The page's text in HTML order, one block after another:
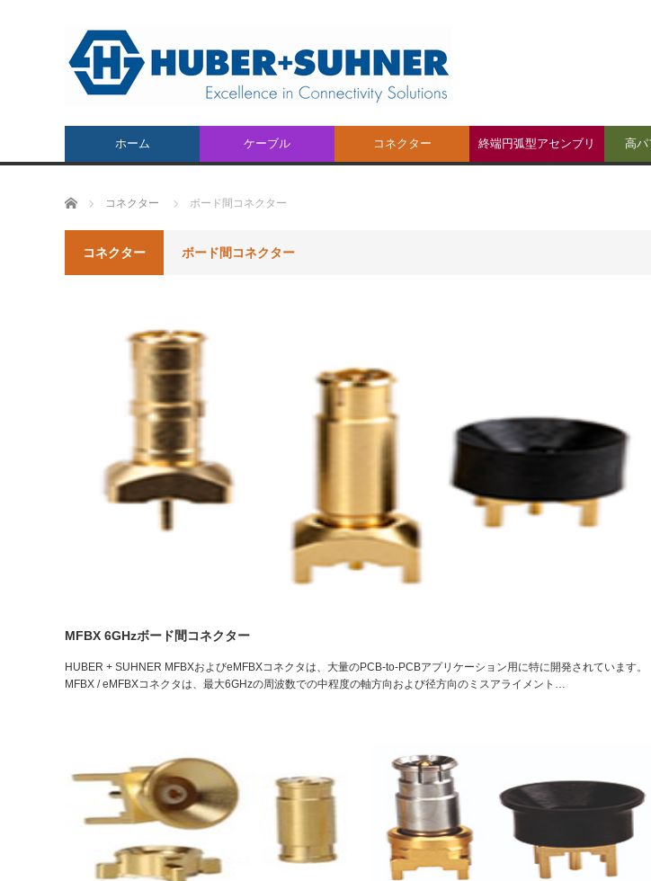
ホーム ケーブル コネクター 終端円弧型アセンブリ 高パ
ホーム コネクター ボード間コネクター
コネクター ボード間コネクター
MFBX 6GHzボード間コネクター
HUBER + SUHNER MFBXおよびeMFBXコネクタは、大量のPCB-to-PCBアプリケーション用に特に開発されています。
MFBX / eMFBXコネクタは、最大6GHzの周波数での中程度の軸方向および径方向のミスアライメント…